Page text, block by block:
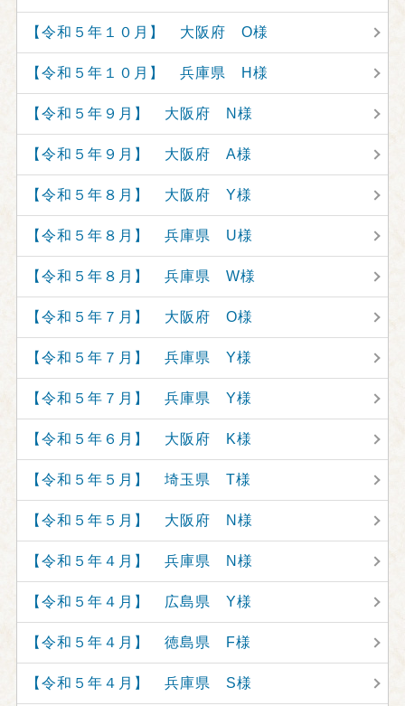
【令和５年１０月】 大阪府 O様
【令和５年１０月】 兵庫県 H様
【令和５年９月】 大阪府 N様
【令和５年９月】 大阪府 A様
【令和５年８月】 大阪府 Y様
【令和５年８月】 兵庫県 U様
【令和５年８月】 兵庫県 W様
【令和５年７月】 大阪府 O様
【令和５年７月】 兵庫県 Y様
【令和５年７月】 兵庫県 Y様
【令和５年６月】 大阪府 K様
【令和５年５月】 埼玉県 T様
【令和５年５月】 大阪府 N様
【令和５年４月】 兵庫県 N様
【令和５年４月】 広島県 Y様
【令和５年４月】 徳島県 F様
【令和５年４月】 兵庫県 S様